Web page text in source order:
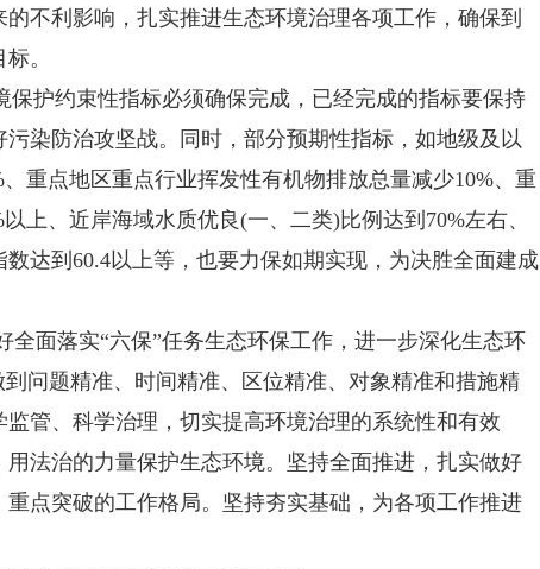
不利影响，扎实推进生态环境治理各项工作，确保到
。
护约束性指标必须确保完成，已经完成的指标要保持
染防治攻坚战。同时，部分预期性指标，如地级及以
重点地区重点行业挥发性有机物排放总量减少10%、重
上、近岸海域水质优良(一、二类)比例达到70%左右、
达到60.4以上等，也要力保如期实现，为决胜全面建成
落实“六保”任务生态环保工作，进一步深化生态环
问题精准、时间精准、区位精准、对象精准和措施精
管、科学治理，切实提高环境治理的系统性和有效
法治的力量保护生态环境。坚持全面推进，扎实做好
点突破的工作格局。坚持夯实基础，为各项工作推进